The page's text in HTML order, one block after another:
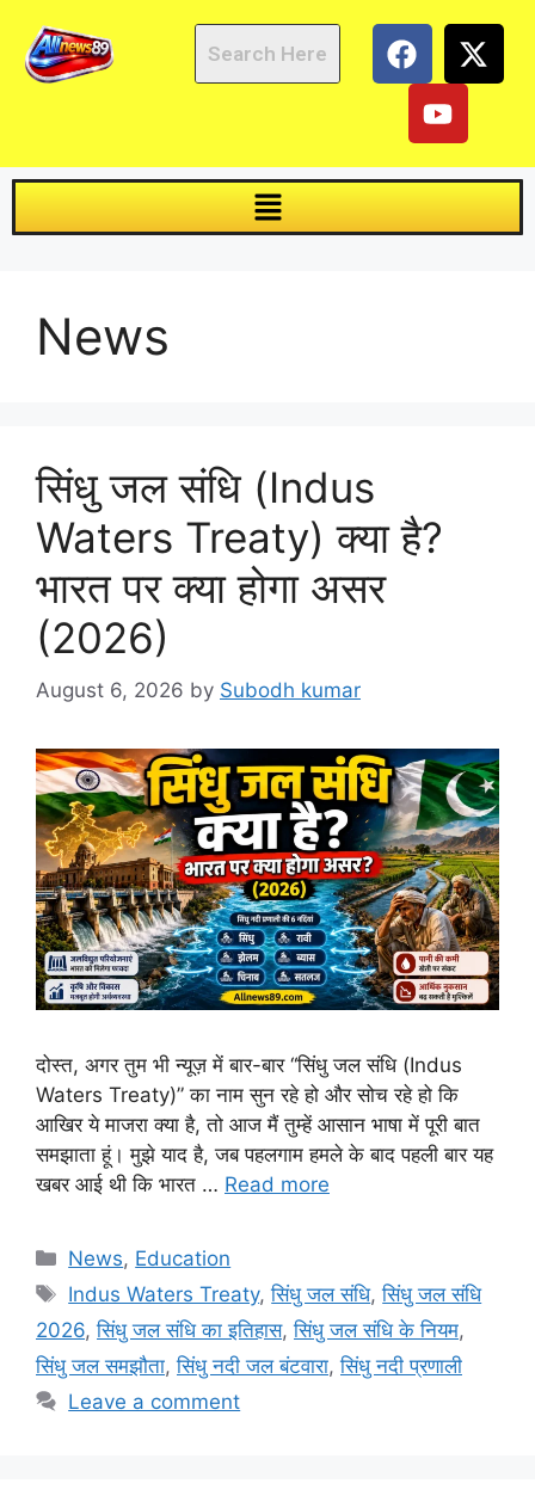
News
सिंधु जल संधि (Indus
Waters Treaty) क्या है?
भारत पर क्या होगा असर
(2026)
August 6, 2026 by Subodh kumar
दोस्त, अगर तुम भी न्यूज़ में बार-बार “सिंधु जल संधि (Indus
Waters Treaty)” का नाम सुन रहे हो और सोच रहे हो कि
आखिर ये माजरा क्या है, तो आज मैं तुम्हें आसान भाषा में पूरी बात
समझाता हूं। मुझे याद है, जब पहलगाम हमले के बाद पहली बार यह
खबर आई थी कि भारत … Read more
News, Education
Indus Waters Treaty,सिंधु जल संधि,सिंधु जल संधि
2026,सिंधु जल संधि का इतिहास,सिंधु जल संधि के नियम,
सिंधु जल समझौता,सिंधु नदी जल बंटवारा,सिंधु नदी प्रणाली
Leave a comment